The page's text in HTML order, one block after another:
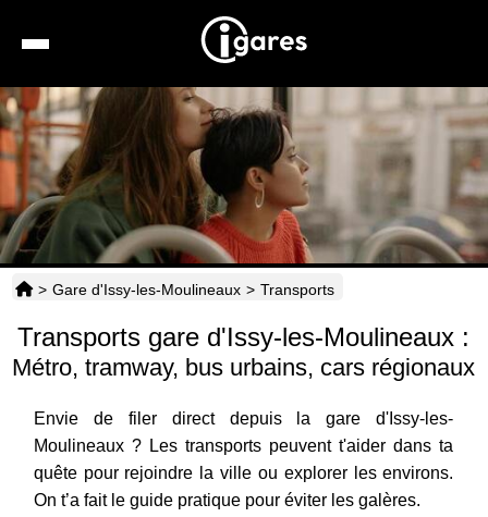
Recherche
Location de voiture
Hôtels
Taxis
Transports
Horaires
> Gare d'Issy-les-Moulineaux > Transports
Transports gare d'Issy-les-Moulineaux :
Métro, tramway, bus urbains, cars régionaux
Envie de filer direct depuis la gare d'Issy-les-
Moulineaux ? Les transports peuvent t'aider dans ta
quête pour rejoindre la ville ou explorer les environs.
On t’a fait le guide pratique pour éviter les galères.